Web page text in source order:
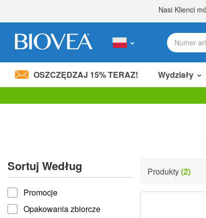
Uwaga:
dostępu.
Naciśnij
klawisze
Control-
F11,
aby
OSZCZĘDZAJ 15% TERAZ! Wydziały
Sortuj Według
Sortuj według
Promocje
Opakowania zbiorcze
Produkty(2)